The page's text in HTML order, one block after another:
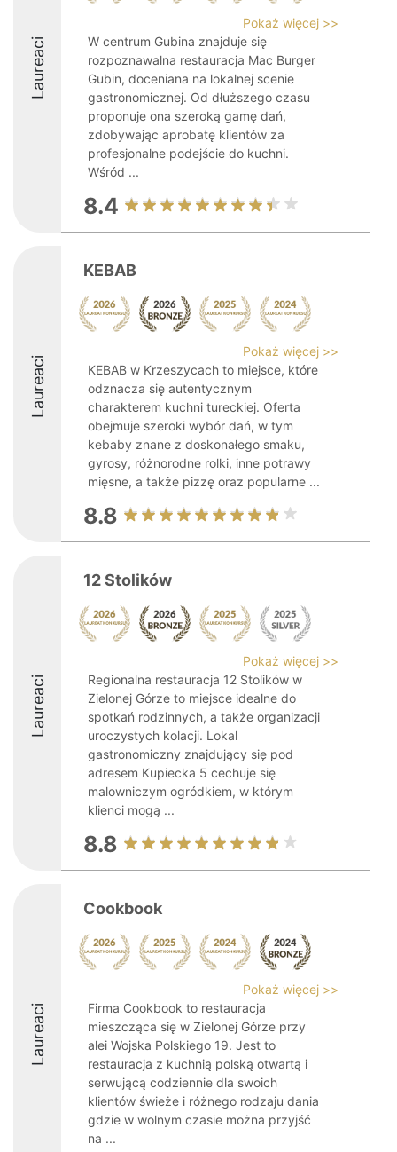
Laureaci
Pokaż więcej >>
W centrum Gubina znajduje się
rozpoznawalna restauracja Mac Burger
Gubin, doceniana na lokalnej scenie
gastronomicznej. Od dłuższego czasu
proponuje ona szeroką gamę dań,
zdobywając aprobatę klientów za
profesjonalne podejście do kuchni.
Wśród ...
8.4
Laureaci
KEBAB
Pokaż więcej >>
KEBAB w Krzeszycach to miejsce, które
odznacza się autentycznym
charakterem kuchni tureckiej. Oferta
obejmuje szeroki wybór dań, w tym
kebaby znane z doskonałego smaku,
gyrosy, różnorodne rolki, inne potrawy
mięsne, a także pizzę oraz popularne ...
8.8
Laureaci
12 Stolików
Pokaż więcej >>
Regionalna restauracja 12 Stolików w
Zielonej Górze to miejsce idealne do
spotkań rodzinnych, a także organizacji
uroczystych kolacji. Lokal
gastronomiczny znajdujący się pod
adresem Kupiecka 5 cechuje się
malowniczym ogródkiem, w którym
klienci mogą ...
8.8
Laureaci
Cookbook
Pokaż więcej >>
Firma Cookbook to restauracja
mieszcząca się w Zielonej Górze przy
alei Wojska Polskiego 19. Jest to
restauracja z kuchnią polską otwartą i
serwującą codziennie dla swoich
klientów świeże i różnego rodzaju dania
gdzie w wolnym czasie można przyjść
na ...